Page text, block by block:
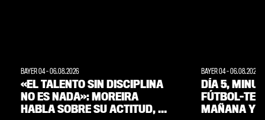
BAYER 04-06.08.2026
«EL TALENTO SIN DISCIPLINA
NO ES NADA»: MOREIRA
HABLA SOBRE SU ACTITUD, SU
BAYER 04-06.08.2026
DÍA 5,
FÚTBOL-
MAÑANA Y